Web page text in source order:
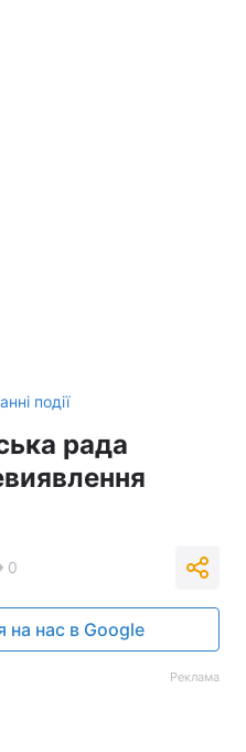
події
рада
0
на нас в Google
Реклама